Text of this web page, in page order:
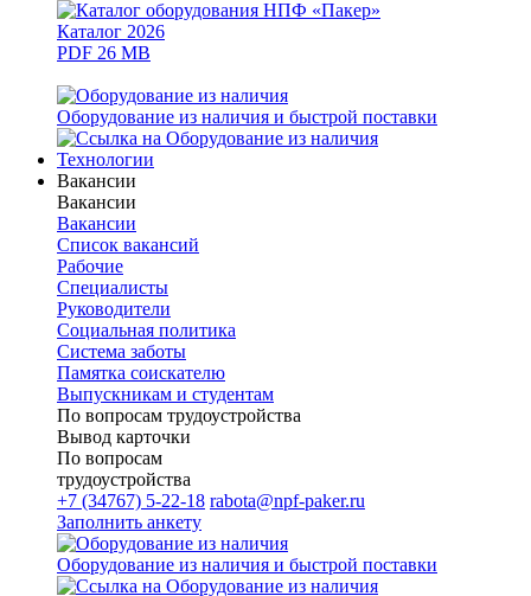
Каталог 2026
PDF 26 MB
Оборудование из наличия и быстрой поставки
Технологии
Вакансии
Вакансии
Вакансии
Список вакансий
Рабочие
Специалисты
Руководители
Cоциальная политика
Система заботы
Памятка соискателю
Выпускникам и студентам
По вопросам трудоустройства
Вывод карточки
По вопросам
трудоустройства
+7 (34767) 5-22-18 rabota@npf-paker.ru
Заполнить анкету
Оборудование из наличия и быстрой поставки